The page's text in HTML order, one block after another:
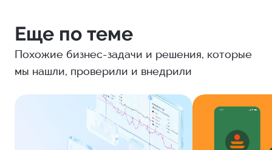
Еще по теме
Похожие бизнес-задачи и решения, которые
мы нашли, проверили и внедрили